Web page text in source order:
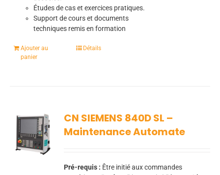
Études de cas et exercices pratiques.
Support de cours et documents
techniques remis en formation
Ajouter au
panier
Détails
CN SIEMENS 840D SL –
Maintenance Automate
Pré-requis : Être initié aux commandes